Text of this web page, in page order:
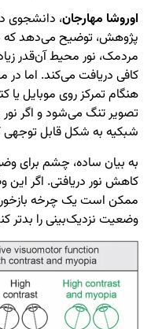
اوروشا مهارجان، دانشجوی
پژوهش، توضیح می‌دهد که
مردمک، نور محیط آن‌قدر
کافی دریافت می‌کند. اما در
هنگام تمرکز روی موبایل
تصویر تنگ می‌شود و اگر
شبکیه به شکل قابل
به بیان ساده، چشم برای
کاهش نور دریافتی. اگر این
ممکن است یک چرخه
وضعیت نزدیک‌بینی را بدتر